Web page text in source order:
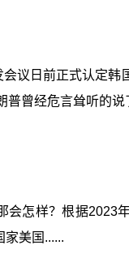
议日前正式认定
曾经危言耸听的
怎样？根据
美国......